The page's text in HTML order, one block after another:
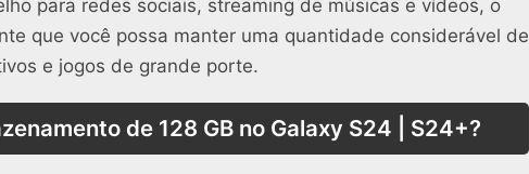
para redes sociais, streaming de músicas e vídeos, o
que você possa manter uma quantidade considerável de
e jogos de grande porte.
de 128 GB no Galaxy S24 | S24+?